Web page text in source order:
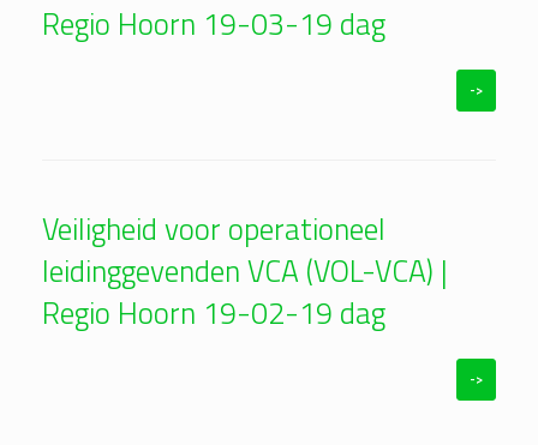
Regio Hoorn 19-03-19 dag
->
Veiligheid voor operationeel
leidinggevenden VCA (VOL-VCA) |
Regio Hoorn 19-02-19 dag
->